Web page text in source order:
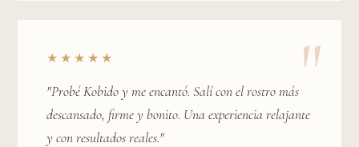
★★★★★
"Probé Kobido y me encantó. Salí con el rostro más
descansado, firme y bonito. Una experiencia relajante
y con resultados reales."